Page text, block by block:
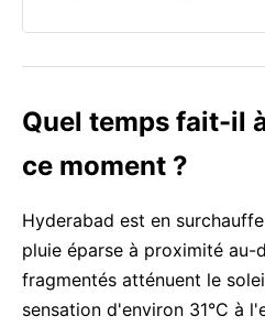
Quel temps fait-il
ce moment ?
Hyderabad est en
pluie éparse à proximité au-
fragmentés atténuent le
sensation d'environ 31°C à